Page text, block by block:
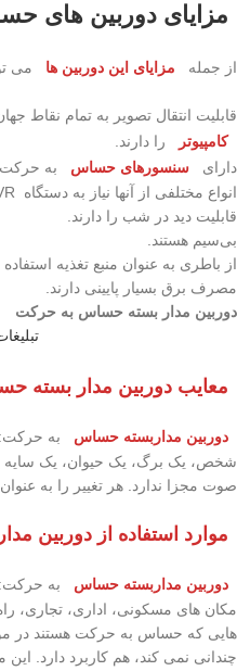
مزایای دوربین های
از جمله مزایای این دوربین ها می
قابلیت انتقال تصویر به تمام نقاط
کامپیوتر
را دارند.
دارای
سنسورهای حساس
به حرکت
انواع مختلفی از آنها نیاز به دستگاه DVRندارند.
قابلیت دید در شب را دارند.
بی‌سیم هستند.
از باطری به عنوان منبع تغذیه استفاده
مصرف برق بسیار پایینی دارند.
دوربین مدار بسته حساس به حرکت
معایب دوربین مدار بسته
دوربین مداربسته حساس
به حرکت:
شخص، یک برگ، یک حیوان، یک سایه یا
صوت مجزا ندارد. هر تغییر را به
موارد استفاده از دوربین
دوربین مداربسته حساس به حرکت:
مکان های مسکونی، اداری، تجاری، راه
هایی که حساس به حرکت هستند در
چندانی نمی کند، هم کاربرد دارد.